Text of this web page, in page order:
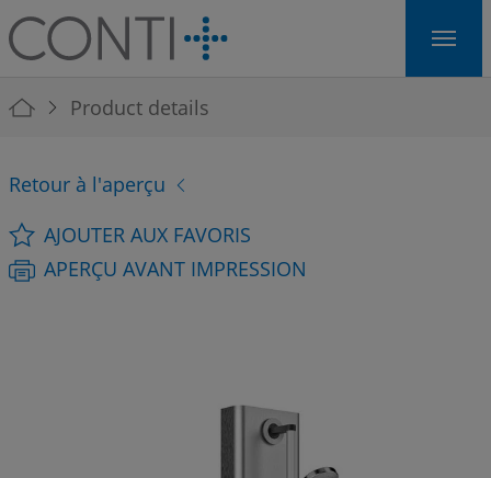
Skip to main navigation
Skip to main content
Skip to page footer
You are here:
Product details
Retour à l'aperçu
AJOUTER AUX FAVORIS
APERÇU AVANT IMPRESSION